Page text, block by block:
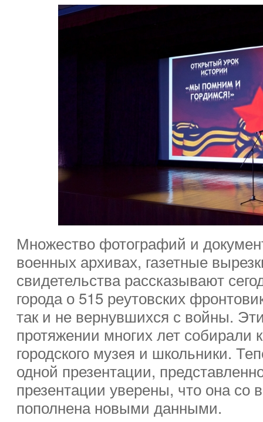
Множество фотографий и
военных архивах, газетные
свидетельства рассказывают
города о 515 реутовских
так и не вернувшихся с войны.
протяжении многих лет собирали
городского музея и школьники.
одной презентации,
презентации уверены, что она со
пополнена новыми данными.